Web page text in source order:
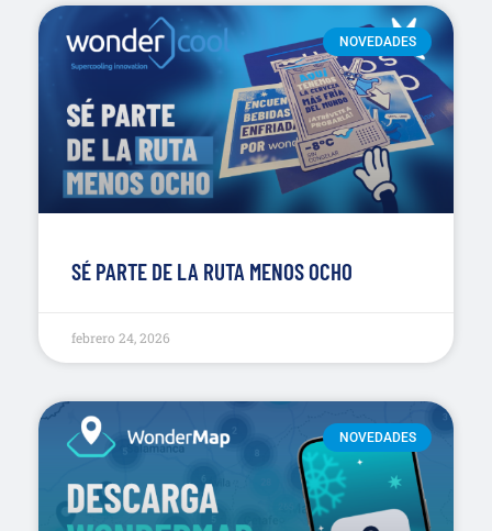
NOVEDADES
SÉ PARTE DE LA RUTA MENOS OCHO
febrero 24, 2026
NOVEDADES